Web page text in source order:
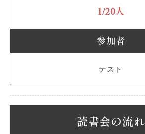
1/20人
参加者
テスト
読書会の流れ